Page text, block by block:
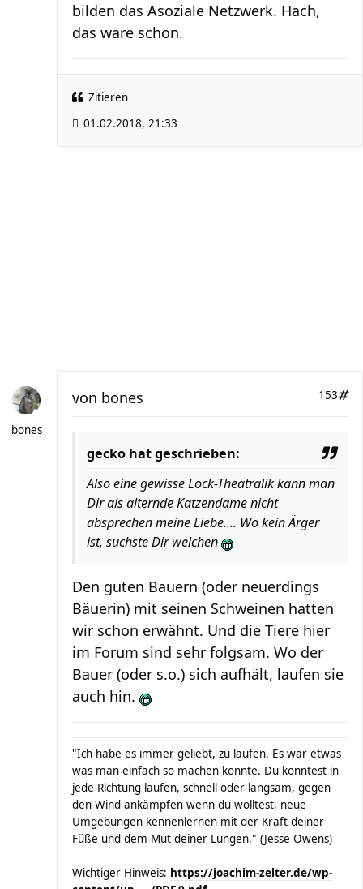
bilden das Asoziale Netzwerk. Hach,
das wäre schön.
Zitieren
01.02.2018, 21:33
bones
153
von bones
gecko hat geschrieben:
Also eine gewisse Lock-Theatralik kann man
Dir als alternde Katzendame nicht
absprechen meine Liebe.... Wo kein Ärger
ist, suchste Dir welchen
Den guten Bauern (oder neuerdings
Bäuerin) mit seinen Schweinen hatten
wir schon erwähnt. Und die Tiere hier
im Forum sind sehr folgsam. Wo der
Bauer (oder s.o.) sich aufhält, laufen sie
auch hin.
"Ich habe es immer geliebt, zu laufen. Es war etwas
was man einfach so machen konnte. Du konntest in
jede Richtung laufen, schnell oder langsam, gegen
den Wind ankämpfen wenn du wolltest, neue
Umgebungen kennenlernen mit der Kraft deiner
Füße und dem Mut deiner Lungen." (Jesse Owens)
Wichtiger Hinweis: https://joachim-zelter.de/wp-